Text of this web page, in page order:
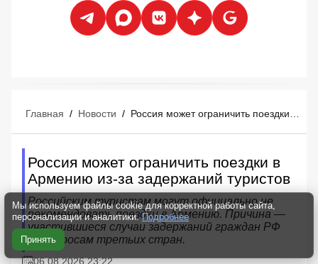
Главная / Новости /
Россия может ограничить поездки в
Армению из-за задержаний туристов
Российским туристам могут официально не
рекомендовать поездки в Армению. Причина —
участившиеся случаи задержаний граждан РФ
по запросам третьих стран.
06.08.2026 23:22
Мы используем файлы cookie для корректной работы сайта,
персонализации и аналитики. Подробнее
Принять